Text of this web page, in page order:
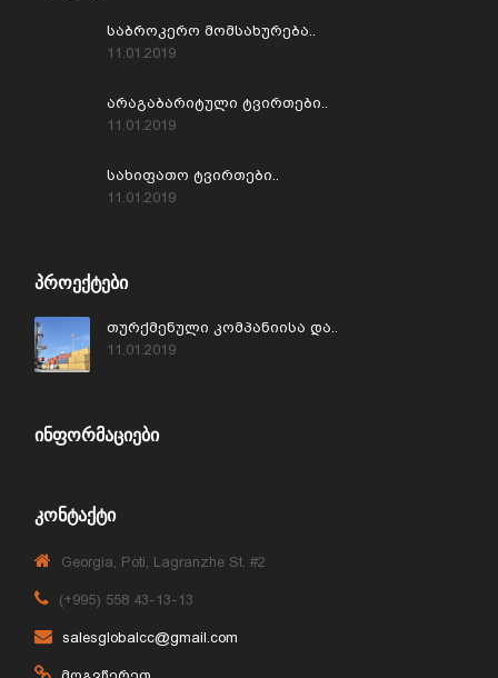
საბროკერო მომსახურება..
11.01.2019
არაგაბარიტული ტვირთები..
11.01.2019
სახიფათო ტვირთები..
11.01.2019
ᲞᲠᲝᲔᲥᲢᲔᲑᲘ
თურქმენული კომპანიისა და..
11.01.2019
ᲘᲜᲤᲝᲠᲛᲐᲪᲘᲔᲑᲘ
ᲙᲝᲜᲢᲐᲥᲢᲘ
Georgia, Poti, Lagranzhe St. #2
(+995) 558 43-13-13
salesglobalcc@gmail.com